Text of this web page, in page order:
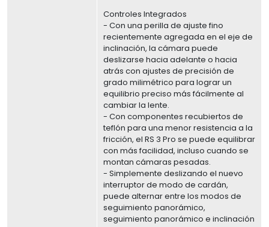
Controles Integrados
- Con una perilla de ajuste fino
recientemente agregada en el eje de
inclinación, la cámara puede
deslizarse hacia adelante o hacia
atrás con ajustes de precisión de
grado milimétrico para lograr un
equilibrio preciso más fácilmente al
cambiar la lente.
- Con componentes recubiertos de
teflón para una menor resistencia a la
fricción, el RS 3 Pro se puede equilibrar
con más facilidad, incluso cuando se
montan cámaras pesadas.
- Simplemente deslizando el nuevo
interruptor de modo de cardán,
puede alternar entre los modos de
seguimiento panorámico,
seguimiento panorámico e inclinación